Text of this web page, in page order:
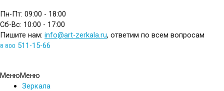
Пн-Пт: 09:00 - 18:00
Сб-Вс: 10:00 - 17:00
Пишите нам: info@art-zerkala.ru, ответим по всем вопросам
8 800 511-15-66
МенюМеню
Зеркала